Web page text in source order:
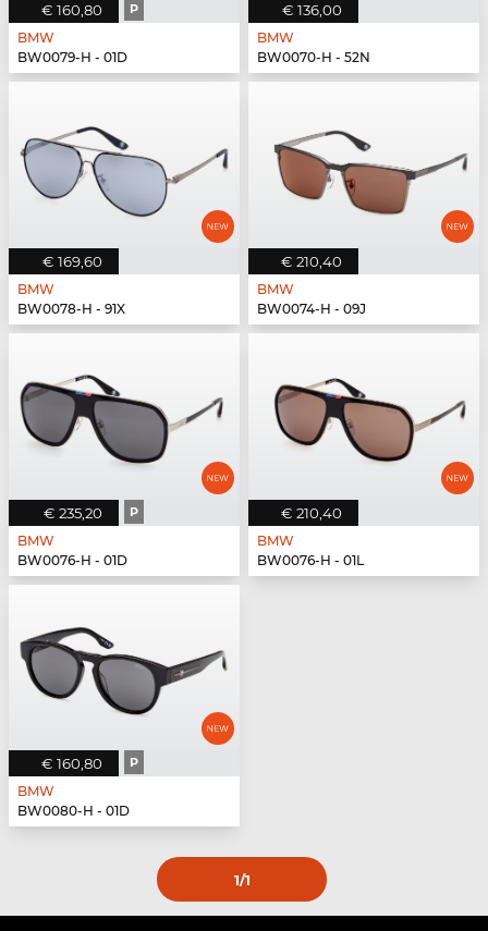
€ 160,80 P
BMW
BW0079-H - 01D
€ 136,00
BMW
BW0070-H - 52N
€ 169,60
BMW
BW0078-H - 91X
€ 210,40
BMW
BW0074-H - 09J
€ 235,20 P
BMW
BW0076-H - 01D
€ 210,40
BMW
BW0076-H - 01L
€ 160,80 P
BMW
BW0080-H - 01D
1/1